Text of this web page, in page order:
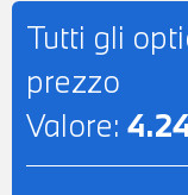
SERVICES -
PER IL
PLUS -
Tutti gli
prezzo
Valore: